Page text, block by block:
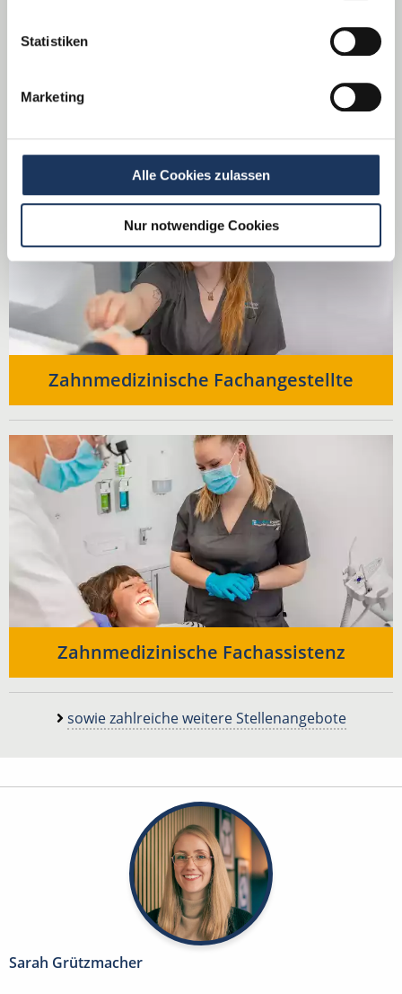
Statistiken
Marketing
Alle Cookies zulassen
Nur notwendige Cookies
Zahnmedizinische Fachangestellte
Zahnmedizinische Fachassistenz
sowie zahlreiche weitere Stellenangebote
Sarah Grützmacher